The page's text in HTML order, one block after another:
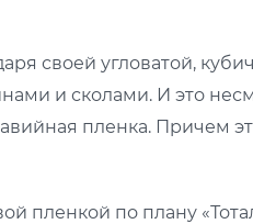
своей угловатой,
и сколами. И это
пленка.
пленкой по плану